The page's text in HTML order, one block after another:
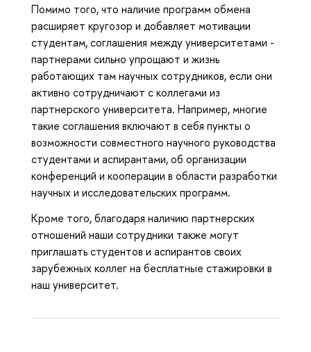
Помимо того, что наличие программ обмена
расширяет кругозор и добавляет мотивации
студентам, соглашения между университетами -
партнерами сильно упрощают и жизнь
работающих там научных сотрудников, если они
активно сотрудничают с коллегами из
партнерского университета. Например, многие
такие соглашения включают в себя пункты о
возможности совместного научного руководства
студентами и аспирантами, об организации
конференций и кооперации в области разработки
научных и исследовательских программ.
Кроме того, благодаря наличию партнерских
отношений наши сотрудники также могут
приглашать студентов и аспирантов своих
зарубежных коллег на бесплатные стажировки в
наш университет.